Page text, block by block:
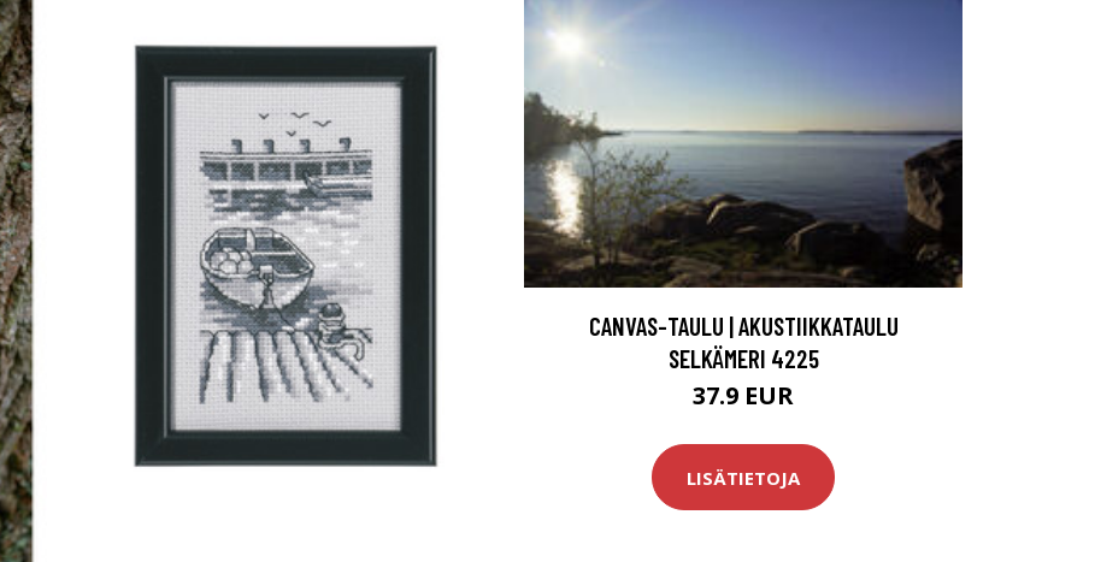
CANVAS-TAULU | AKUSTIIKKATAULU
SELKÄMERI 4225
37.9 EUR
LISÄTIETOJA